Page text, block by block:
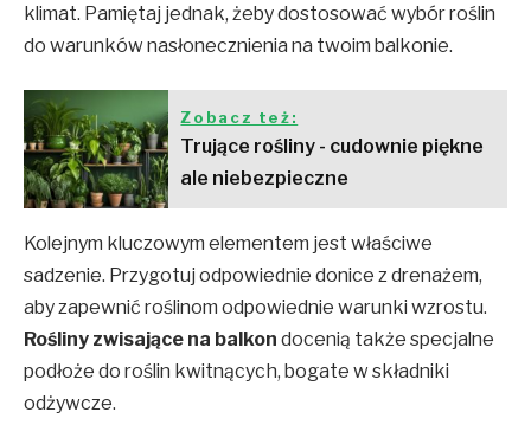
klimat. Pamiętaj jednak, żeby dostosować wybór roślin
do warunków nasłonecznienia na twoim balkonie.
Zobacz też:
Trujące rośliny - cudownie piękne
ale niebezpieczne
Kolejnym kluczowym elementem jest właściwe
sadzenie. Przygotuj odpowiednie donice z drenażem,
aby zapewnić roślinom odpowiednie warunki wzrostu.
Rośliny zwisające na balkon docenią także specjalne
podłoże do roślin kwitnących, bogate w składniki
odżywcze.